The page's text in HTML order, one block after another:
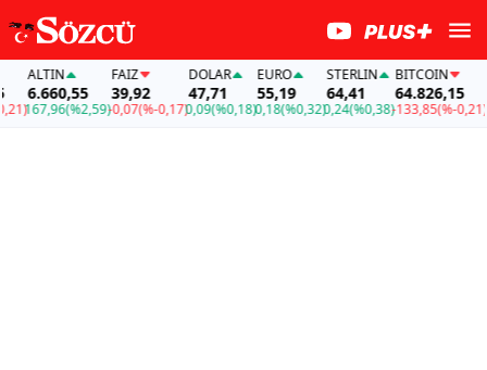
ALTIN
6.660,55
167,96(%2,59)
FAİZ
39,92
-0,07(%-0,17)
DOLAR
47,71
0,09(%0,18)
EURO
55,19
0,18(%0,32)
STERLIN
64,41
0,24(%0,38)
BITCOIN
64.826,15
-133,85(%-0,21)